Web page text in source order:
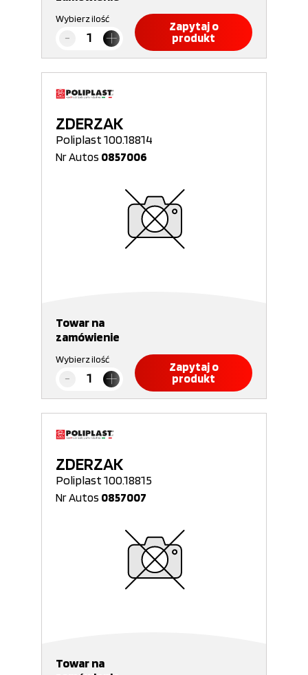
Wybierz ilość
Zapytaj o
produkt
ZDERZAK
Poliplast 100.18814
Nr Autos 0857006
Towar na
zamówienie
Wybierz ilość
Zapytaj o
produkt
ZDERZAK
Poliplast 100.18815
Nr Autos 0857007
Towar na